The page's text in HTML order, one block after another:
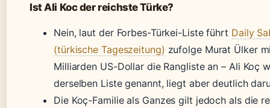
Ist Ali Koc der reichste Türke?
Nein, laut der Forbes-Türkei-Liste führt Daily
(türkische Tageszeitung) zufolge Murat Ülker
Milliarden US-Dollar die Rangliste an – Ali Koç
derselben Liste genannt, liegt aber deutlich
Die Koç-Familie als Ganzes gilt jedoch als die